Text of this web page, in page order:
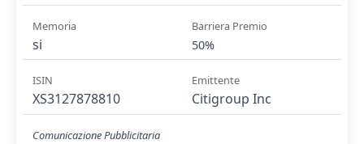
Memoria
si
Barriera Premio
50%
ISIN
XS3127878810
Emittente
Citigroup Inc
Comunicazione Pubblicitaria